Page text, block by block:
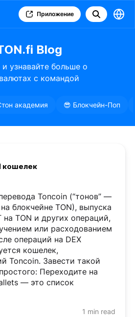
Приложение
Blog
и узнавайте больше о
с командой
академия 😎 Блокчейн-Поп
кошелек
Toncoin (“тонов” —
блокчейне TON), выпуска
на TON и других операций,
или расходованием
операций на DEX
кошелек,
Toncoin. Завести такой
Переходите на
— это список
1 min read